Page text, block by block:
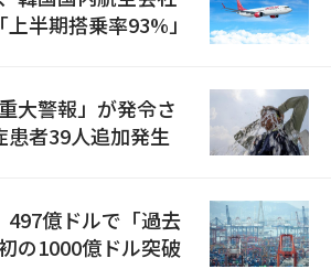
半期搭乗率93%」
大警報」が発令さ
者39人追加発生
497億ドルで「過去
の1000億ドル突破